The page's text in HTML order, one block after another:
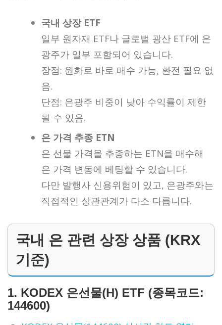
국내 상장 ETF
일부 원자재 ETF나 글로벌 광산 ETF에 은
광주가 일부 포함되어 있습니다.
장점: 원화로 바로 매수 가능, 환전 필요 없
음.
단점: 은광주 비중이 낮아 수익률이 제한
될 수 있음.
은 가격 추종 ETN
은 선물 가격을 추종하는 ETN을 매수해
은 가격 변동에 베팅할 수 있습니다.
다만 발행사 신용위험이 있고, 은광주와는
직접적인 상관관계가 다소 다릅니다.
국내 은 관련 상장 상품 (KRX
기준)
1. KODEX 은선물(H) ETF (종목코드:
144600)